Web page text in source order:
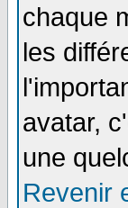
chaque
les
avatar,
une
Revenir